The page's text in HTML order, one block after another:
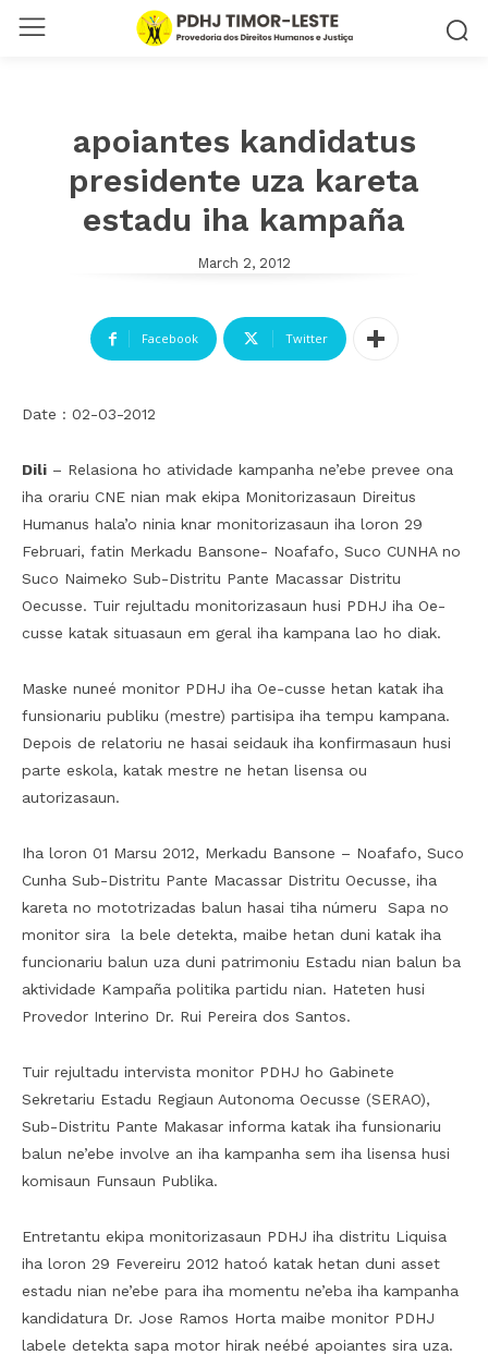
apoiantes kandidatus
presidente uza kareta
estadu iha kampaña
March 2, 2012
Facebook Twitter
Date : 02-03-2012
Dili – Relasiona ho atividade kampanha ne’ebe prevee ona
iha orariu CNE nian mak ekipa Monitorizasaun Direitus
Humanus hala’o ninia knar monitorizasaun iha loron 29
Februari, fatin Merkadu Bansone- Noafafo, Suco CUNHA no
Suco Naimeko Sub-Distritu Pante Macassar Distritu
Oecusse. Tuir rejultadu monitorizasaun husi PDHJ iha Oe-
cusse katak situasaun em geral iha kampana lao ho diak.
Maske nuneé monitor PDHJ iha Oe-cusse hetan katak iha
funsionariu publiku (mestre) partisipa iha tempu kampana.
Depois de relatoriu ne hasai seidauk iha konfirmasaun husi
parte eskola, katak mestre ne hetan lisensa ou
autorizasaun.
Iha loron 01 Marsu 2012, Merkadu Bansone – Noafafo, Suco
Cunha Sub-Distritu Pante Macassar Distritu Oecusse, iha
kareta no mototrizadas balun hasai tiha númeru Sapa no
monitor sira la bele detekta, maibe hetan duni katak iha
funcionariu balun uza duni patrimoniu Estadu nian balun ba
aktividade Kampaña politika partidu nian. Hateten husi
Provedor Interino Dr. Rui Pereira dos Santos.
Tuir rejultadu intervista monitor PDHJ ho Gabinete
Sekretariu Estadu Regiaun Autonoma Oecusse (SERAO),
Sub-Distritu Pante Makasar informa katak iha funsionariu
balun ne’ebe involve an iha kampanha sem iha lisensa husi
komisaun Funsaun Publika.
Entretantu ekipa monitorizasaun PDHJ iha distritu Liquisa
iha loron 29 Fevereiru 2012 hatoó katak hetan duni asset
estadu nian ne’ebe para iha momentu ne’eba iha kampanha
kandidatura Dr. Jose Ramos Horta maibe monitor PDHJ
labele detekta sapa motor hirak neébé apoiantes sira uza.